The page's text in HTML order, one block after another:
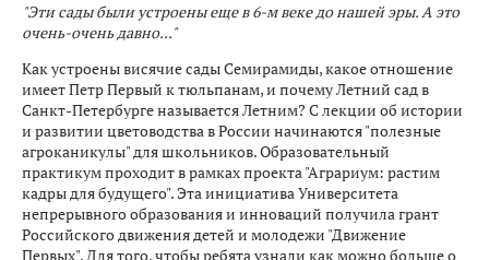
"Эти сады были устроены еще в 6-м веке до нашей эры. А это
очень-очень давно..."
Как устроены висячие сады Семирамиды, какое отношение
имеет Петр Первый к тюльпанам, и почему Летний сад в
Санкт-Петербурге называется Летним? С лекции об истории
и развитии цветоводства в России начинаются "полезные
агроканикулы" для школьников. Образовательный
практикум проходит в рамках проекта "Аграриум: растим
кадры для будущего". Эта инициатива Университета
непрерывного образования и инноваций получила грант
Российского движения детей и молодежи "Движение
Первых". Для того, чтобы ребята узнали как можно больше о